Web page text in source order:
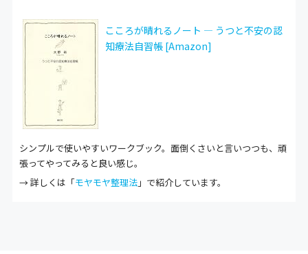
こころが晴れるノート ― うつと不安の認
知療法自習帳 [Amazon]
シンプルで使いやすいワークブック。面倒くさいと言いつつも、頑
張ってやってみると良い感じ。
→ 詳しくは「モヤモヤ整理法」で紹介しています。